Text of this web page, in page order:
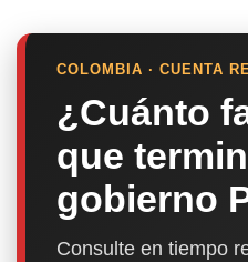
COLOMBIA · CUENTA
¿Cuánto
que
gobierno
Consulte en tiempo